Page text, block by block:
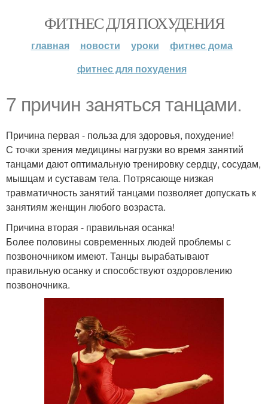
ФИТНЕС ДЛЯ ПОХУДЕНИЯ
главная новости уроки
фитнес дома
фитнес для похудения
7 причин заняться танцами.
Причина первая - польза для здоровья, похудение!
С точки зрения медицины нагрузки во время занятий
танцами дают оптимальную тренировку сердцу, сосудам,
мышцам и суставам тела. Потрясающе низкая
травматичность занятий танцами позволяет допускать к
занятиям женщин любого возраста.
Причина вторая - правильная осанка!
Более половины современных людей проблемы с
позвоночником имеют. Танцы вырабатывают
правильную осанку и способствуют оздоровлению
позвоночника.